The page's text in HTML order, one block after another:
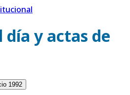
día y actas de
1992